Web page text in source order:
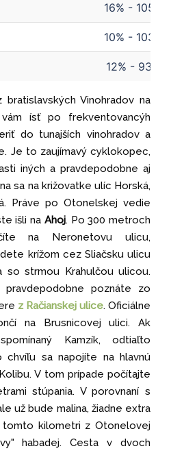
16% - 105m
10% - 103m
12% - 93m
Vinohradov na
ísť po frekventovancýh
do tunajších vinohradov a
Je to zaujímavý cyklokopec,
iných a pravdepodobne aj
sa na križovatke ulíc Horská,
Práve po Otonelskej vedie
išli na Ahoj. Po 300 metroch
na Neronetovu ulicu,
krížom cez Sliačsku ulicu
strmou Krahulčou ulicou.
poznáte zo
z Račianskej ulice. Oficiálne
na Brusnicovej ulici. Ak
Kamzík, odtiaľto
sa napojíte na hlavnú
V tom prípade počítajte
stúpania. V porovnaní s
už bude malina, žiadne extra
tomto kilometri z Otonelovej
habadej. Cesta v dvoch